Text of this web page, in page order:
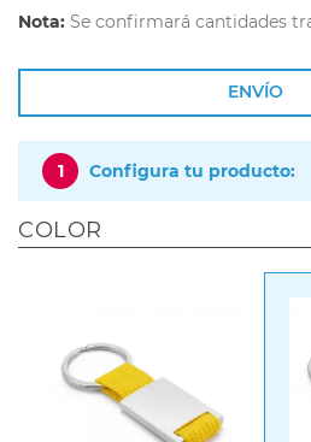
Nota: Se confirmará cantidades
ENVÍO
1 Configura tu producto:
COLOR